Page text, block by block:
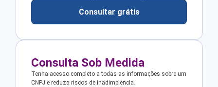
Consultar grátis
Consulta Sob Medida
Tenha acesso completo a todas as informações sobre um
CNPJ e reduza riscos de inadimplência.